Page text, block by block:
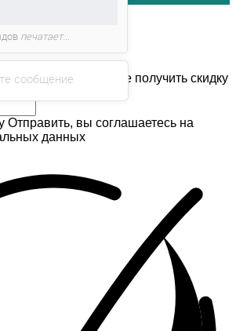
связи
дизайна, Вы можете получить скидку
связи!
Отправить, вы соглашаетесь на
данных
сообщение
печатает...